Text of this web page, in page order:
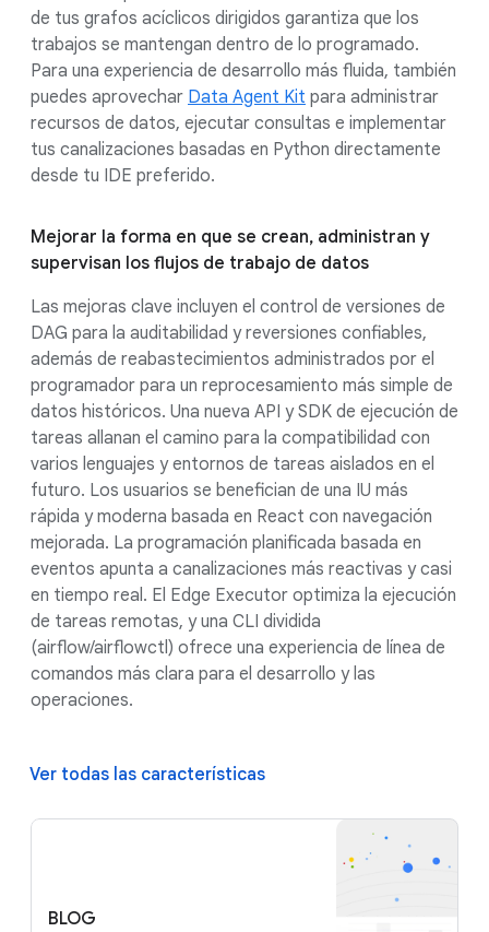
de tus grafos acíclicos dirigidos garantiza que los
trabajos se mantengan dentro de lo programado.
Para una experiencia de desarrollo más fluida, también
puedes aprovechar Data Agent Kit para administrar
recursos de datos, ejecutar consultas e implementar
tus canalizaciones basadas en Python directamente
desde tu IDE preferido.
Mejorar la forma en que se crean, administran y
supervisan los flujos de trabajo de datos
Las mejoras clave incluyen el control de versiones de
DAG para la auditabilidad y reversiones confiables,
además de reabastecimientos administrados por el
programador para un reprocesamiento más simple de
datos históricos. Una nueva API y SDK de ejecución de
tareas allanan el camino para la compatibilidad con
varios lenguajes y entornos de tareas aislados en el
futuro. Los usuarios se benefician de una IU más
rápida y moderna basada en React con navegación
mejorada. La programación planificada basada en
eventos apunta a canalizaciones más reactivas y casi
en tiempo real. El Edge Executor optimiza la ejecución
de tareas remotas, y una CLI dividida
(airflow/airflowctl) ofrece una experiencia de línea de
comandos más clara para el desarrollo y las
operaciones.
Ver todas las características
BLOG